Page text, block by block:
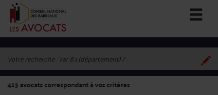
Votre recherche : Var 83 (département)
423avocats correspondant à vos critères